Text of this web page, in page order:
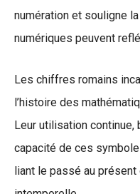
numération et souligne
numériques peuvent
Les chiffres romains
l’histoire des
Leur utilisation
capacité de ces
liant le passé au présent